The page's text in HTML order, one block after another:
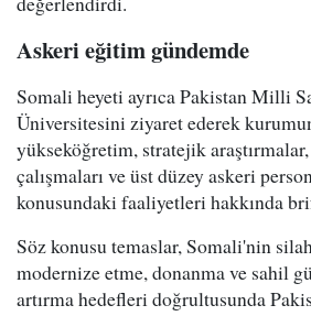
Askeri eğitim gündemde
Somali heyeti ayrıca Pakistan Milli
Üniversitesini ziyaret ederek
yükseköğretim, stratejik
çalışmaları ve üst düzey askeri
konusundaki faaliyetleri hakkında
Söz konusu temaslar, Somali'nin
modernize etme, donanma ve sahil
artırma hedefleri doğrultusunda